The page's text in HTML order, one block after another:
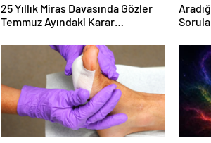
25 Yıllık Miras Davasında Gözler
Temmuz Ayındaki Karar